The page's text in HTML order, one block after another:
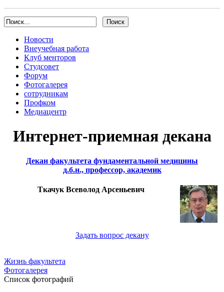
Новости
Внеучебная работа
Клуб менторов
Студсовет
Форум
Фотогалерея
сотрудникам
Профком
Медиацентр
Интернет-приемная декана
Декан факультета фундаментальной медицины
д.б.н., профессор, академик
Ткачук Всеволод Арсеньевич
Задать вопрос декану
Жизнь факультета
Фотогалерея
Список фотографий